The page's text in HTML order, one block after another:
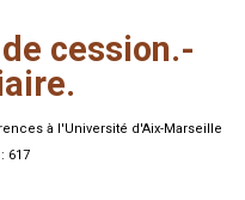
de cession.-
à l'Université d'Aix-Marseille
617